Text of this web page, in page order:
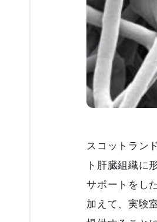
スコットラン
ト肝臓組織に
サポートをし
加えて、実験